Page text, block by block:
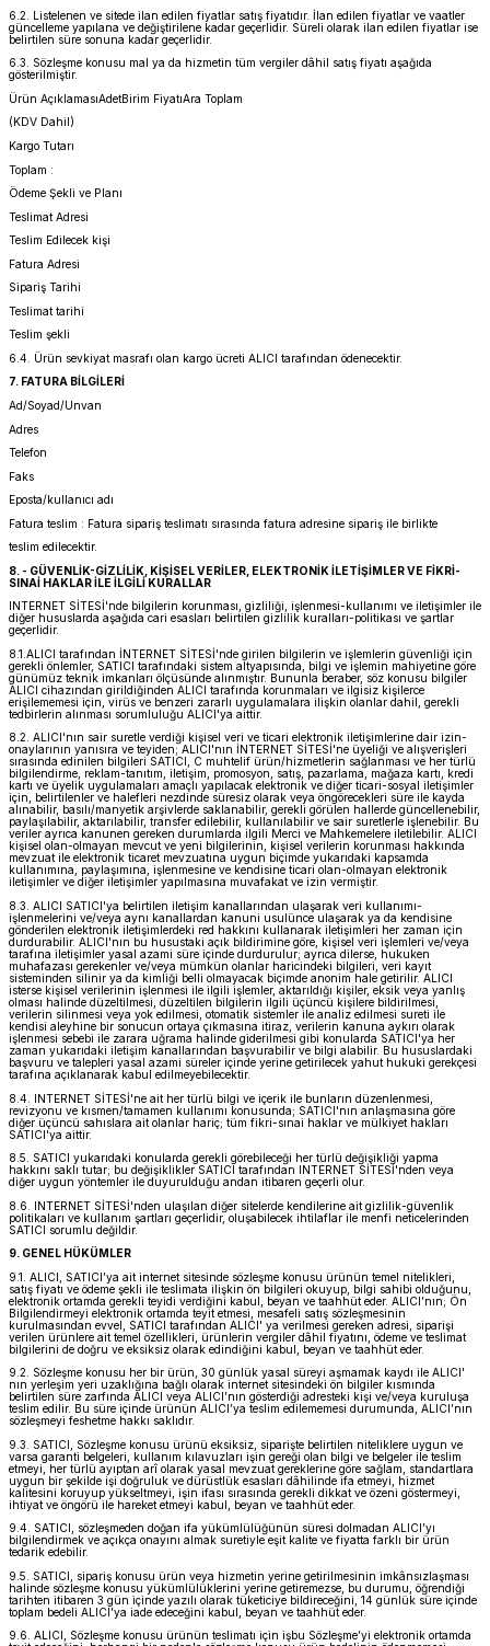
6.2. Listelenen ve sitede ilan edilen fiyatlar satış fiyatıdır. İlan edilen fiyatlar ve vaatler
güncelleme yapılana ve değiştirilene kadar geçerlidir. Süreli olarak ilan edilen fiyatlar ise
belirtilen süre sonuna kadar geçerlidir.
6.3. Sözleşme konusu mal ya da hizmetin tüm vergiler dâhil satış fiyatı aşağıda
gösterilmiştir.
Ürün AçıklamasıAdetBirim FiyatıAra Toplam
(KDV Dahil)
Kargo Tutarı
Toplam :
Ödeme Şekli ve Planı
Teslimat Adresi
Teslim Edilecek kişi
Fatura Adresi
Sipariş Tarihi
Teslimat tarihi
Teslim şekli
6.4. Ürün sevkiyat masrafı olan kargo ücreti ALICI tarafından ödenecektir.
7. FATURA BİLGİLERİ
Ad/Soyad/Unvan
Adres
Telefon
Faks
Eposta/kullanıcı adı
Fatura teslim : Fatura sipariş teslimatı sırasında fatura adresine sipariş ile birlikte
teslim edilecektir.
8. - GÜVENLİK-GİZLİLİK, KİŞİSEL VERİLER, ELEKTRONİK İLETİŞİMLER VE FİKRİ-
SINAİ HAKLAR İLE İLGİLİ KURALLAR
INTERNET SİTESİ'nde bilgilerin korunması, gizliliği, işlenmesi-kullanımı ve iletişimler ile
diğer hususlarda aşağıda cari esasları belirtilen gizlilik kuralları-politikası ve şartlar
geçerlidir.
8.1.ALICI tarafından İNTERNET SİTESİ'nde girilen bilgilerin ve işlemlerin güvenliği için
gerekli önlemler, SATICI tarafındaki sistem altyapısında, bilgi ve işlemin mahiyetine göre
günümüz teknik imkanları ölçüsünde alınmıştır. Bununla beraber, söz konusu bilgiler
ALICI cihazından girildiğinden ALICI tarafında korunmaları ve ilgisiz kişilerce
erişilememesi için, virüs ve benzeri zararlı uygulamalara ilişkin olanlar dahil, gerekli
tedbirlerin alınması sorumluluğu ALICI'ya aittir.
8.2. ALICI'nın sair suretle verdiği kişisel veri ve ticari elektronik iletişimlerine dair izin-
onaylarının yanısıra ve teyiden; ALICI'nın İNTERNET SİTESİ'ne üyeliği ve alışverişleri
sırasında edinilen bilgileri SATICI, C muhtelif ürün/hizmetlerin sağlanması ve her türlü
bilgilendirme, reklam-tanıtım, iletişim, promosyon, satış, pazarlama, mağaza kartı, kredi
kartı ve üyelik uygulamaları amaçlı yapılacak elektronik ve diğer ticari-sosyal iletişimler
için, belirtilenler ve halefleri nezdinde süresiz olarak veya öngörecekleri süre ile kayda
alınabilir, basılı/manyetik arşivlerde saklanabilir, gerekli görülen hallerde güncellenebilir,
paylaşılabilir, aktarılabilir, transfer edilebilir, kullanılabilir ve sair suretlerle işlenebilir. Bu
veriler ayrıca kanunen gereken durumlarda ilgili Merci ve Mahkemelere iletilebilir. ALICI
kişisel olan-olmayan mevcut ve yeni bilgilerinin, kişisel verilerin korunması hakkında
mevzuat ile elektronik ticaret mevzuatına uygun biçimde yukarıdaki kapsamda
kullanımına, paylaşımına, işlenmesine ve kendisine ticari olan-olmayan elektronik
iletişimler ve diğer iletişimler yapılmasına muvafakat ve izin vermiştir.
8.3. ALICI SATICI'ya belirtilen iletişim kanallarından ulaşarak veri kullanımı-
işlenmelerini ve/veya aynı kanallardan kanuni usulünce ulaşarak ya da kendisine
gönderilen elektronik iletişimlerdeki red hakkını kullanarak iletişimleri her zaman için
durdurabilir. ALICI'nın bu husustaki açık bildirimine göre, kişisel veri işlemleri ve/veya
tarafına iletişimler yasal azami süre içinde durdurulur; ayrıca dilerse, hukuken
muhafazası gerekenler ve/veya mümkün olanlar haricindeki bilgileri, veri kayıt
sisteminden silinir ya da kimliği belli olmayacak biçimde anonim hale getirilir. ALICI
isterse kişisel verilerinin işlenmesi ile ilgili işlemler, aktarıldığı kişiler, eksik veya yanlış
olması halinde düzeltilmesi, düzeltilen bilgilerin ilgili üçüncü kişilere bildirilmesi,
verilerin silinmesi veya yok edilmesi, otomatik sistemler ile analiz edilmesi sureti ile
kendisi aleyhine bir sonucun ortaya çıkmasına itiraz, verilerin kanuna aykırı olarak
işlenmesi sebebi ile zarara uğrama halinde giderilmesi gibi konularda SATICI'ya her
zaman yukarıdaki iletişim kanallarından başvurabilir ve bilgi alabilir. Bu hususlardaki
başvuru ve talepleri yasal azami süreler içinde yerine getirilecek yahut hukuki gerekçesi
tarafına açıklanarak kabul edilmeyebilecektir.
8.4. INTERNET SİTESİ'ne ait her türlü bilgi ve içerik ile bunların düzenlenmesi,
revizyonu ve kısmen/tamamen kullanımı konusunda; SATICI'nın anlaşmasına göre
diğer üçüncü sahıslara ait olanlar hariç; tüm fikri-sınai haklar ve mülkiyet hakları
SATICI'ya aittir.
8.5. SATICI yukarıdaki konularda gerekli görebileceği her türlü değişikliği yapma
hakkını saklı tutar; bu değişiklikler SATICI tarafından INTERNET SİTESİ'nden veya
diğer uygun yöntemler ile duyurulduğu andan itibaren geçerli olur.
8.6. INTERNET SİTESİ'nden ulaşılan diğer sitelerde kendilerine ait gizlilik-güvenlik
politikaları ve kullanım şartları geçerlidir, oluşabilecek ihtilaflar ile menfi neticelerinden
SATICI sorumlu değildir.
9. GENEL HÜKÜMLER
9.1. ALICI, SATICI’ya ait internet sitesinde sözleşme konusu ürünün temel nitelikleri,
satış fiyatı ve ödeme şekli ile teslimata ilişkin ön bilgileri okuyup, bilgi sahibi olduğunu,
elektronik ortamda gerekli teyidi verdiğini kabul, beyan ve taahhüt eder. ALICI’nın; Ön
Bilgilendirmeyi elektronik ortamda teyit etmesi, mesafeli satış sözleşmesinin
kurulmasından evvel, SATICI tarafından ALICI' ya verilmesi gereken adresi, siparişi
verilen ürünlere ait temel özellikleri, ürünlerin vergiler dâhil fiyatını, ödeme ve teslimat
bilgilerini de doğru ve eksiksiz olarak edindiğini kabul, beyan ve taahhüt eder.
9.2. Sözleşme konusu her bir ürün, 30 günlük yasal süreyi aşmamak kaydı ile ALICI'
nın yerleşim yeri uzaklığına bağlı olarak internet sitesindeki ön bilgiler kısmında
belirtilen süre zarfında ALICI veya ALICI’nın gösterdiği adresteki kişi ve/veya kuruluşa
teslim edilir. Bu süre içinde ürünün ALICI’ya teslim edilememesi durumunda, ALICI’nın
sözleşmeyi feshetme hakkı saklıdır.
9.3. SATICI, Sözleşme konusu ürünü eksiksiz, siparişte belirtilen niteliklere uygun ve
varsa garanti belgeleri, kullanım kılavuzları işin gereği olan bilgi ve belgeler ile teslim
etmeyi, her türlü ayıptan arî olarak yasal mevzuat gereklerine göre sağlam, standartlara
uygun bir şekilde işi doğruluk ve dürüstlük esasları dâhilinde ifa etmeyi, hizmet
kalitesini koruyup yükseltmeyi, işin ifası sırasında gerekli dikkat ve özeni göstermeyi,
ihtiyat ve öngörü ile hareket etmeyi kabul, beyan ve taahhüt eder.
9.4. SATICI, sözleşmeden doğan ifa yükümlülüğünün süresi dolmadan ALICI’yı
bilgilendirmek ve açıkça onayını almak suretiyle eşit kalite ve fiyatta farklı bir ürün
tedarik edebilir.
9.5. SATICI, sipariş konusu ürün veya hizmetin yerine getirilmesinin imkânsızlaşması
halinde sözleşme konusu yükümlülüklerini yerine getiremezse, bu durumu, öğrendiği
tarihten itibaren 3 gün içinde yazılı olarak tüketiciye bildireceğini, 14 günlük süre içinde
toplam bedeli ALICI’ya iade edeceğini kabul, beyan ve taahhüt eder.
9.6. ALICI, Sözleşme konusu ürünün teslimatı için işbu Sözleşme’yi elektronik ortamda